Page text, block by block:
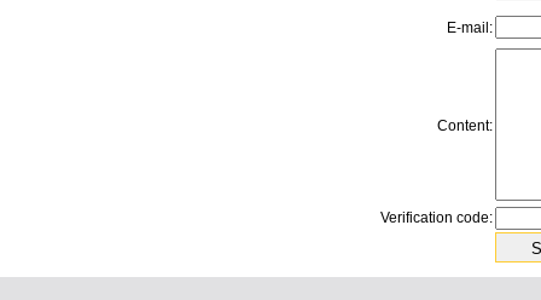
E-mail:
Content:
Verification code: